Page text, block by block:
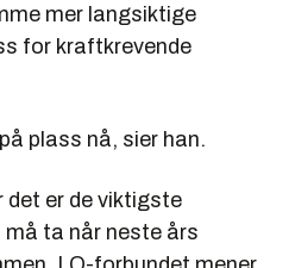
mer langsiktige
for kraftkrevende
plass nå, sier han.
det er de viktigste
må ta når neste års